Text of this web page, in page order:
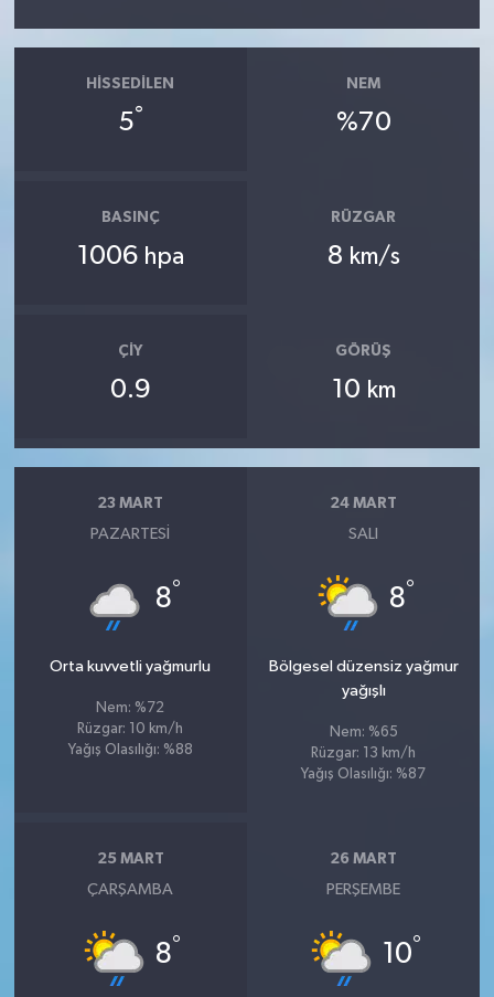
HISSEDILEN
5°
NEM
%70
BASINÇ
1006 hpa
RÜZGAR
8 km/s
ÇIY
0.9
GÖRÜŞ
10 km
23 MART
PAZARTESI
8°
Orta kuvvetli yağmurlu
Nem: %72
Rüzgar: 10 km/h
Yağış Olasılığı: %88
24 MART
SALI
8°
Bölgesel düzensiz yağmur
yağışlı
Nem: %65
Rüzgar: 13 km/h
Yağış Olasılığı: %87
25 MART
ÇARŞAMBA
8°
26 MART
PERŞEMBE
10°